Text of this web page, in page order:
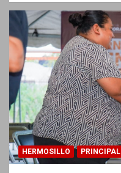
HERMOSILLO PRINCIPAL